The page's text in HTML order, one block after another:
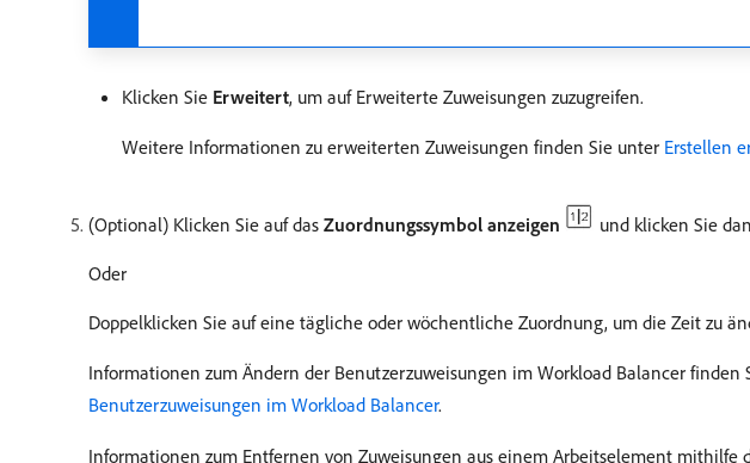
Klicken Sie Erweitert, um auf Erweiterte Zuweisungen zuzugreifen.
Weitere Informationen zu erweiterten Zuweisungen finden Sie unter Erstellen
(Optional) Klicken Sie auf das Zuordnungssymbol anzeigen und klicken Sie
Oder
Doppelklicken Sie auf eine tägliche oder wöchentliche Zuordnung, um die Zeit zu
Informationen zum Ändern der Benutzerzuweisungen im Workload Balancer
Benutzerzuweisungen im Workload Balancer.
Informationen zum Entfernen von Zuweisungen aus einem Arbeitselement mithilfe